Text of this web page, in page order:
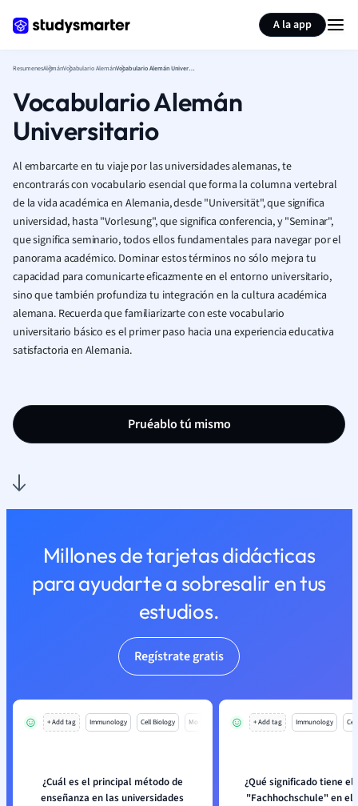
A la app
ResumenesAlemánVocabulario Alemán Vocabulario Alemán Universitario
Vocabulario Alemán
Universitario
Al embarcarte en tu viaje por las universidades alemanas, te
encontrarás con vocabulario esencial que forma la columna vertebral
de la vida académica en Alemania, desde "Universität", que significa
universidad, hasta "Vorlesung", que significa conferencia, y "Seminar",
que significa seminario, todos ellos fundamentales para navegar por el
panorama académico. Dominar estos términos no sólo mejora tu
capacidad para comunicarte eficazmente en el entorno universitario,
sino que también profundiza tu integración en la cultura académica
alemana. Recuerda que familiarizarte con este vocabulario
universitario básico es el primer paso hacia una experiencia educativa
satisfactoria en Alemania.
Pruéablo tú mismo
Millones de tarjetas didácticas
para ayudarte a sobresalir en tus
estudios.
Regístrate gratis
+ Add tag Immunology Cell Biology Mo
¿Cuál es el principal método de
enseñanza en las universidades
+ Add tag Immunology
¿Qué significado tiene
"Fachhochschule" en el
Resumir página